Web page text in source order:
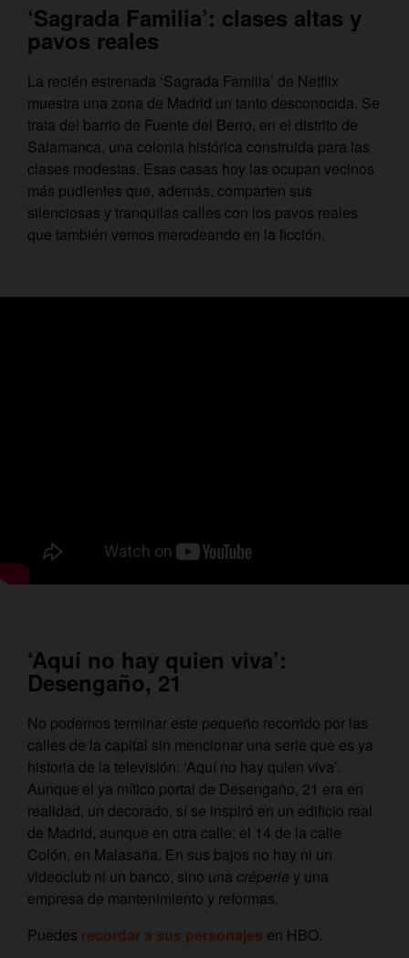
‘Sagrada Familia’: clases altas y
pavos reales
La recién estrenada ‘Sagrada Familia’ de Netflix
muestra una zona de Madrid un tanto desconocida. Se
trata del barrio de Fuente del Berro, en el distrito de
Salamanca, una colonia histórica construida para las
clases modestas. Esas casas hoy las ocupan vecinos
más pudientes que, además, comparten sus
silenciosas y tranquilas calles con los pavos reales
que también vemos merodeando en la ficción.
‘Aquí no hay quien viva’:
Desengaño, 21
No podemos terminar este pequeño recorrido por las
calles de la capital sin mencionar una serie que es ya
historia de la televisión: ‘Aquí no hay quien viva’.
Aunque el ya mítico portal de Desengaño, 21 era en
realidad, un decorado, sí se inspiró en un edificio real
de Madrid, aunque en otra calle: el 14 de la calle
Colón, en Malasaña. En sus bajos no hay ni un
videoclub ni un banco, sino una crêperie y una
empresa de mantenimiento y reformas.
Puedes recordar a sus personajes en HBO.